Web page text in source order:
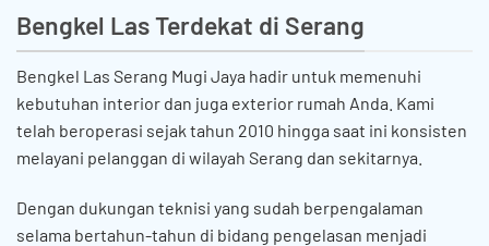
Bengkel Las Terdekat di Serang
Bengkel Las Serang Mugi Jaya hadir untuk memenuhi
kebutuhan interior dan juga exterior rumah Anda. Kami
telah beroperasi sejak tahun 2010 hingga saat ini konsisten
melayani pelanggan di wilayah Serang dan sekitarnya.
Dengan dukungan teknisi yang sudah berpengalaman
selama bertahun-tahun di bidang pengelasan menjadi